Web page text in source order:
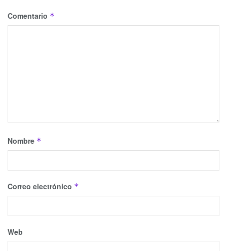
Comentario *
Nombre *
Correo electrónico *
Web